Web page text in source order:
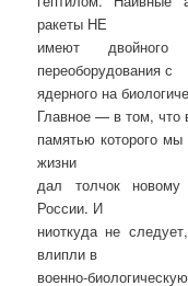
ракеты НЕ
имеют
переоборудования с
ядерного на
Главное — в том, что
памятью которого
жизни
дал толчок новому
России. И
ниоткуда не
влипли в
военно-